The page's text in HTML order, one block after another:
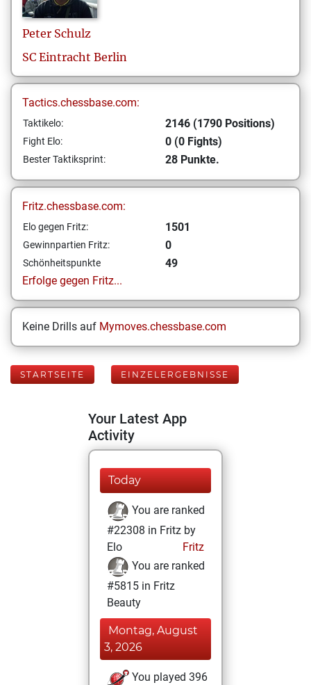
Peter Schulz
SC Eintracht Berlin
Tactics.chessbase.com:
Taktikelo: 2146 (1790 Positions)
Fight Elo: 0 (0 Fights)
Bester Taktiksprint: 28 Punkte.
Fritz.chessbase.com:
Elo gegen Fritz: 1501
Gewinnpartien Fritz: 0
Schönheitspunkte
49
Erfolge gegen Fritz...
Keine Drills auf Mymoves.chessbase.com
STARTSEITE EINZELERGEBNISSE
Your Latest App
Activity
Today
You are ranked
#22308 in Fritz by
Elo
Fritz
You are ranked
#5815 in Fritz
Beauty
Montag, August
3, 2026
You played 396